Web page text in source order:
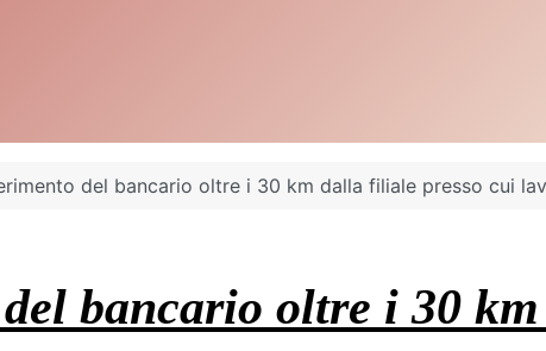
del bancario oltre i 30 km dalla filiale presso cui
bancario oltre i 30